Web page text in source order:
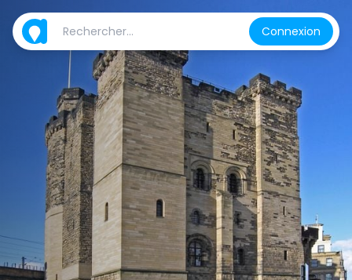
Connexion